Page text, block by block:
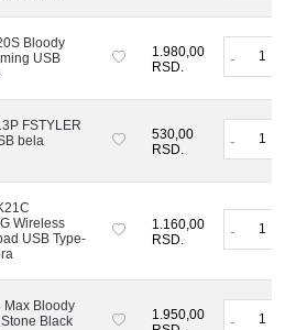
Bloody
USB
1.980,00
RSD.
-
FSTYLER
bela
530,00
RSD.
-
Wireless
USB Type-
1.160,00
RSD.
-
Max Bloody
Black
1.950,00
-